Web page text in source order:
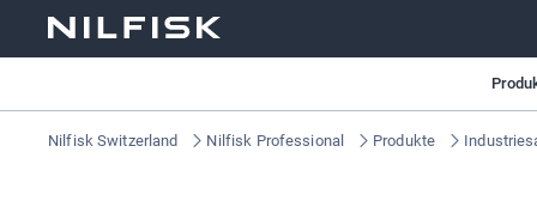
Nilfisk Switzerland Nilfisk Professional Produkte